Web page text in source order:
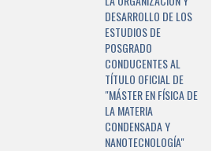
DESARROLLO DE LOS
ESTUDIOS DE
POSGRADO
CONDUCENTES AL
TÍTULO OFICIAL DE
"MÁSTER EN FÍSICA DE
LA MATERIA
CONDENSADA Y
NANOTECNOLOGÍA"